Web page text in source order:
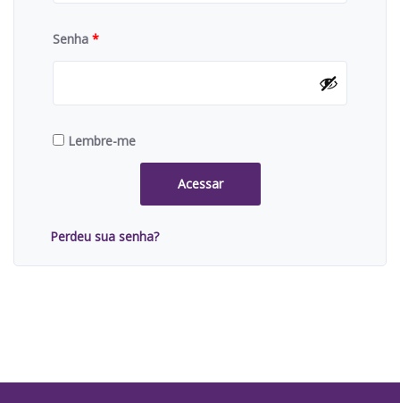
Senha *
Lembre-me
Acessar
Perdeu sua senha?